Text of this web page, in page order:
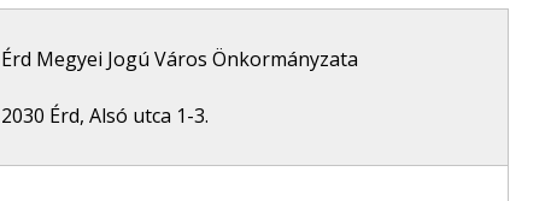
Érd Megyei Jogú Város Önkormányzata
2030 Érd, Alsó utca 1-3.